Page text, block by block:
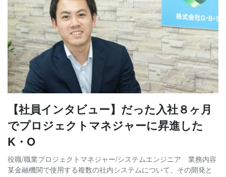
【社員インタビュー】だった入社８ヶ月
でプロジェクトマネジャーに昇進した
K・O
役職/職業プロジェクトマネジャー/システムエンジニア 業務内容
某金融機関で使用する複数の社内システムについて、その開発と